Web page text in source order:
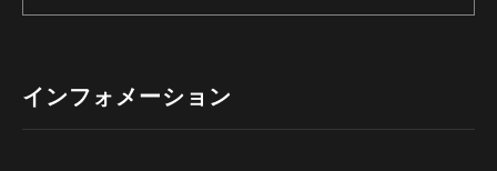
インフォメーション